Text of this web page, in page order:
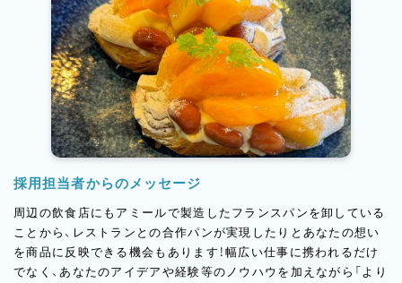
採用担当者からのメッセージ
周辺の飲食店にもアミールで製造したフランスパンを卸している
ことから、レストランとの合作パンが実現したりとあなたの想い
を商品に反映できる機会もあります！幅広い仕事に携われるだけ
でなく、あなたのアイデアや経験等のノウハウを加えながら「より